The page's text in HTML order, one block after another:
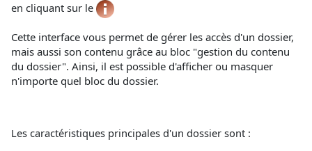
en cliquant sur le
Cette interface vous permet de gérer les accès d'un dossier,
mais aussi son contenu grâce au bloc "gestion du contenu
du dossier". Ainsi, il est possible d'afficher ou masquer
n'importe quel bloc du dossier.
Les caractéristiques principales d'un dossier sont :